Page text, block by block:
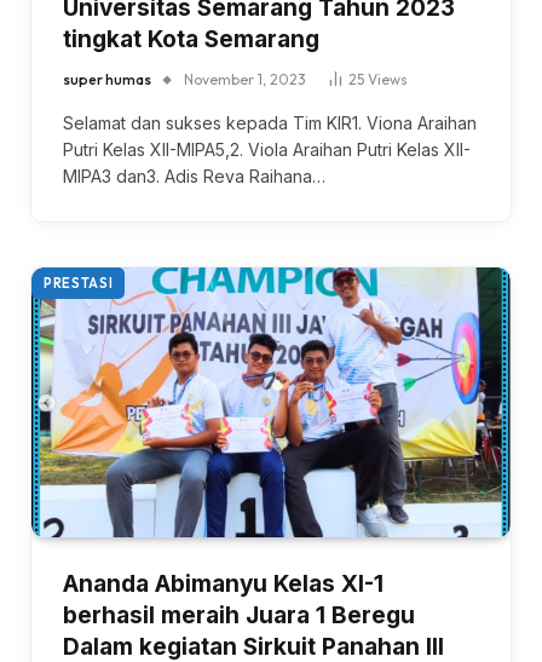
Universitas Semarang Tahun 2023
tingkat Kota Semarang
super humas November 1, 2023 25 Views
Selamat dan sukses kepada Tim KIR1. Viona Araihan
Putri Kelas XII-MIPA5,2. Viola Araihan Putri Kelas XII-
MIPA3 dan3. Adis Reva Raihana…
PRESTASI
Ananda Abimanyu Kelas XI-1
berhasil meraih Juara 1 Beregu
Dalam kegiatan Sirkuit Panahan III